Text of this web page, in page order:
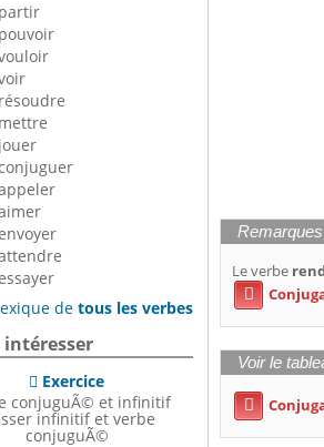
Le verbe

Voir le

detous les verbes
intéresser
 Exercice
conjuguÃ© et infinitif
infinitif et verbe
conjuguÃ©